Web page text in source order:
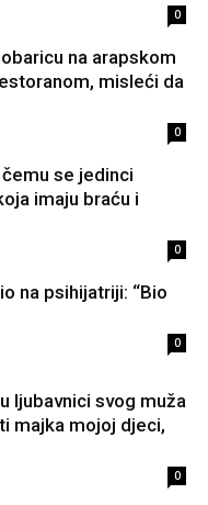
0
na arapskom
misleći da
0
se jedinci
imaju braću i
0
na psihijatriji: “Bio
0
ljubavnici svog muža
majka mojoj djeci,
0